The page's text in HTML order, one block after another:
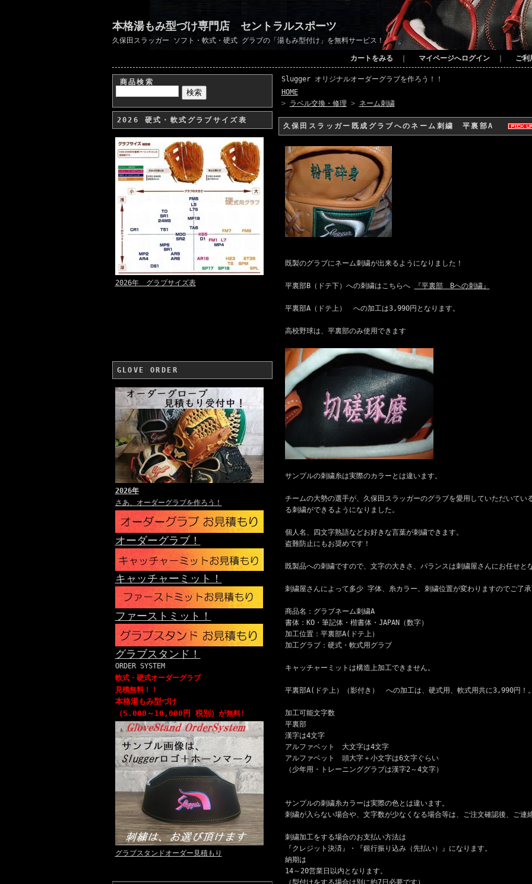
本格湯もみ型づけ専門店 セントラルスポーツ
久保田スラッガー ソフト・軟式・硬式 グラブの「湯もみ型付け」を無料サービス！
カートをみる マイページへログイン ご利
商品検索
2026 硬式・軟式グラブサイズ表
2026年 グラブサイズ表
GLOVE ORDER
2026年
さあ、オーダーグラブを作ろう！
オーダーグラブ！
キャッチャーミット！
ファーストミット！
グラブスタンド！
ORDER SYSTEM
軟式・硬式オーダーグラブ
見積無料！！
本格湯もみ型づけ
（5.000～10,000円 税別）が無料!
グラブスタンドオーダー見積もり
Slugger オリジナルオーダーグラブを作ろう！！
HOME
> ラベル交換・修理 > ネーム刺繍
久保田スラッガー既成グラブへのネーム刺繍 平裏部A
既製のグラブにネーム刺繍が出来るようになりました！
平裏部B（ドテ下）への刺繍はこちらへ 『平裏部 Bへの刺繍』
平裏部A（ドテ上） への加工は3,990円となります。
高校野球は、平裏部のみ使用できます
サンプルの刺繍糸は実際のカラーとは違います。
チームの大勢の選手が、久保田スラッガーのグラブを愛用していただいてい
る刺繍ができるようになりました。
個人名、四文字熟語などお好きな言葉が刺繍できます。
盗難防止にもお奨めです！
既製品への刺繍ですので、文字の大きさ、バランスは刺繍屋さんにお任せと
刺繍屋さんによって多少 字体、糸カラー、刺繍位置が変わりますのでご了承
商品名：グラブネーム刺繍A
書体：KO・筆記体・楷書体・JAPAN（数字）
加工位置：平裏部A(ドテ上）
加工グラブ：硬式・軟式用グラブ
キャッチャーミットは構造上加工できません。
平裏部A(ドテ上）（影付き） への加工は、硬式用、軟式用共に3,990円！。
加工可能文字数
平裏部
漢字は4文字
アルファベット 大文字は4文字
アルファベット 頭大字＋小文字は6文字ぐらい
（少年用・トレーニンググラブは漢字2～4文字）
サンプルの刺繍糸カラーは実際の色とは違います。
刺繍が入らない場合や、文字数が少なくなる場合等は、ご注文確認後、ご連
刺繍加工をする場合のお支払い方法は
『クレジット決済』・『銀行振り込み（先払い）』になります。
納期は
14～20営業日以内となります。
（型付けをする場合は別に約7日必要です）